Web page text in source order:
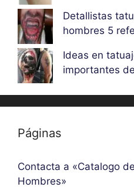
Detallistas
hombres 5
Ideas en
importantes
Páginas
Contacta a «Catalogo
Hombres»